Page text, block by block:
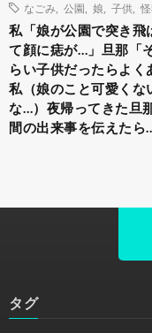
なごみ
公園 娘 子供
私「娘が公園で突き飛
て顔に痣が…」旦那「
らい子供だったらよく
私（娘のこと可愛くな
な…）夜帰ってきた旦
間の出来事を伝えたら
タグ